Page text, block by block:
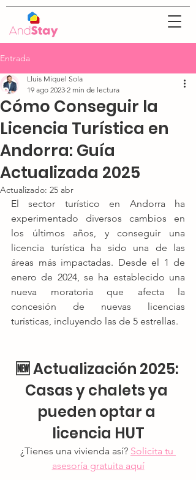
Entrada
Cómo Conseguir la
Licencia Turística en
Andorra: Guía
Actualizada 2025
Lluis Miquel Sola
19 ago 2023 2 min de lectura
Actualizado: 25 abr
El sector turístico en Andorra ha
experimentado diversos cambios en
los últimos años, y conseguir una
licencia turística ha sido una de las
áreas más impactadas. Desde el 1 de
enero de 2024, se ha establecido una
nueva moratoria que afecta la
concesión de nuevas licencias
turísticas, incluyendo las de 5 estrellas.
🆕 Actualización 2025:
Casas y chalets ya
pueden optar a
licencia HUT
¿Tienes una vivienda así? Solicita tu
asesoría gratuita aquí